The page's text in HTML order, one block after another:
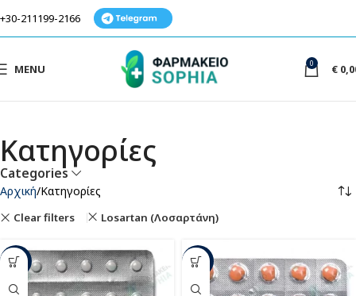
+30-211199-2166
MENU 0 €
Κατηγορίες
Categories
Αρχική Κατηγορίες
Clear filters Losartan (Λοσαρτάνη)
-33% -42%